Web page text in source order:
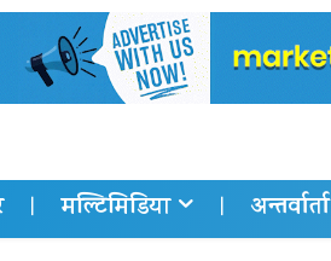
मल्टिमिडिया अन्तर्वार्ता